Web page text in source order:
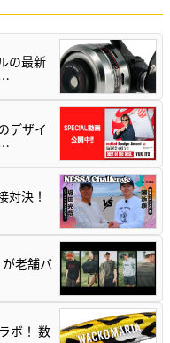
の最新
デザイ
対決！
老舗バ
ボ！ 数